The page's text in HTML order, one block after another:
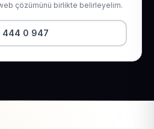
çözümünü birlikte belirleyelim.
444 0 947